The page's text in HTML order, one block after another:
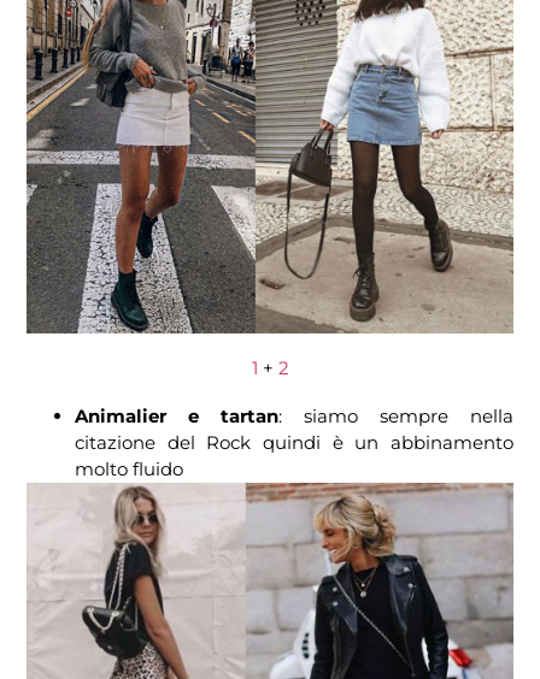
1 + 2
Animalier e tartan: siamo sempre nella
citazione del Rock quindi è un abbinamento
molto fluido